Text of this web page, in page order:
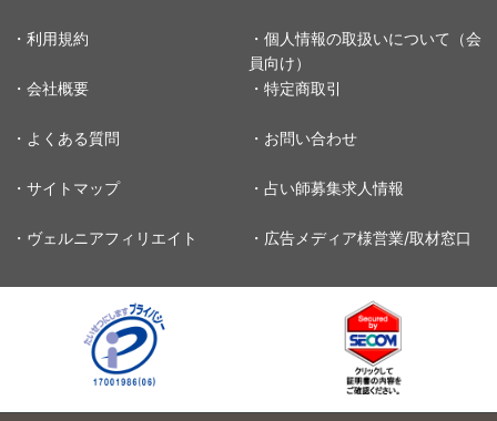
・利用規約
・個人情報の取扱いについて（会
員向け）
・会社概要
・特定商取引
・よくある質問 ・お問い合わせ
・サイトマップ ・占い師募集求人情報
・ヴェルニアフィリエイト ・広告メディア様営業/取材窓口